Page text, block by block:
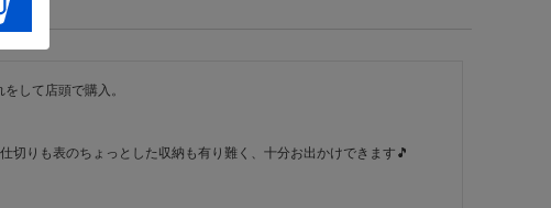
して店頭で購入。
りも表のちょっとした収納も有り難く、十分お出かけできます🎵